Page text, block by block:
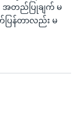
အတည်ပြုချက် မ
ြန်တာလည်း မ